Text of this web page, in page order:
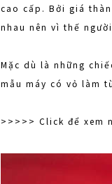
cao cấp. Bởi giá
nhau nên vì thế
Mặc dù là những
mẫu máy có vỏ làm
>>>>> Click để xem